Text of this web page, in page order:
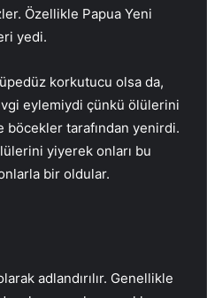
Özellikle Papua Yeni
yedi.
korkutucu olsa da,
eylemiydi çünkü ölülerini
tarafından yenirdi.
yiyerek onları bu
bir oldular.
adlandırılır. Genellikle